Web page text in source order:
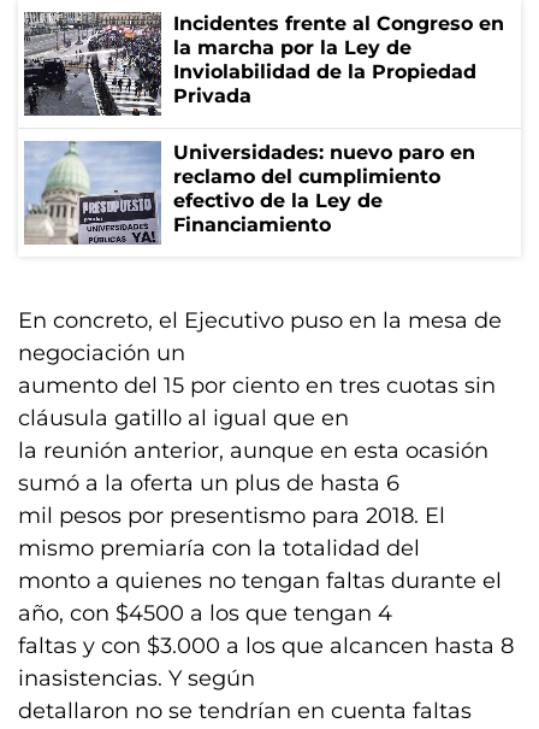
Incidentes frente al Congreso en
la marcha por la Ley de
Inviolabilidad de la Propiedad
Privada
Universidades: nuevo paro en
reclamo del cumplimiento
efectivo de la Ley de
Financiamiento
En concreto, el Ejecutivo puso en la mesa de
negociación un
aumento del 15 por ciento en tres cuotas sin
cláusula gatillo al igual que en
la reunión anterior, aunque en esta ocasión
sumó a la oferta un plus de hasta 6
mil pesos por presentismo para 2018. El
mismo premiaría con la totalidad del
monto a quienes no tengan faltas durante el
año, con $4500 a los que tengan 4
faltas y con $3.000 a los que alcancen hasta 8
inasistencias. Y según
detallaron no se tendrían en cuenta faltas